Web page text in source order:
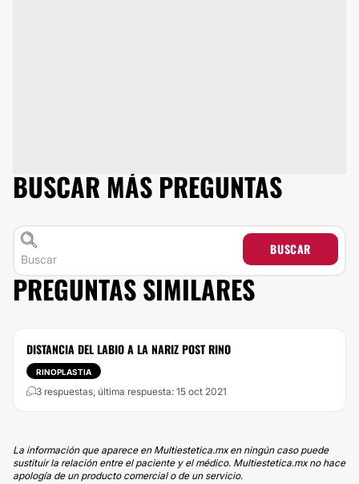
BUSCAR MÁS PREGUNTAS
BUSCAR
PREGUNTAS SIMILARES
DISTANCIA DEL LABIO A LA NARIZ POST RINO
RINOPLASTIA
3 respuestas, última respuesta: 15 oct 2021
La información que aparece en Multiestetica.mx en ningún caso puede
sustituir la relación entre el paciente y el médico. Multiestetica.mx no hace
apología de un producto comercial o de un servicio.